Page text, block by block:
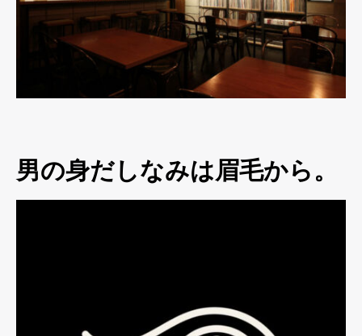
男の身だしなみは眉毛から。